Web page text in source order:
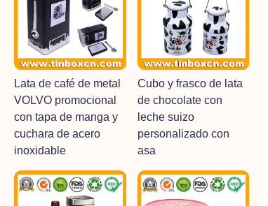
Lata de café de metal
VOLVO promocional
con tapa de manga y
cuchara de acero
inoxidable
Cubo y frasco de lata
de chocolate con
leche suizo
personalizado con
asa